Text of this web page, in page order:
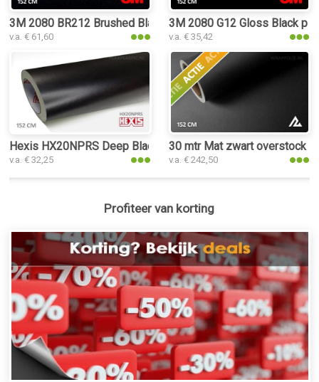
3M 2080 BR212 Brushed Black Metallic plakplastic
v.a. € 61,60
3M 2080 G12 Gloss Black
v.a. € 35,42
Hexis HX20NPRS Deep Black Satin plakplastic
v.a. € 32,25
30 mtr Mat zwart overstock
v.a. € 242,50
Profiteer van korting